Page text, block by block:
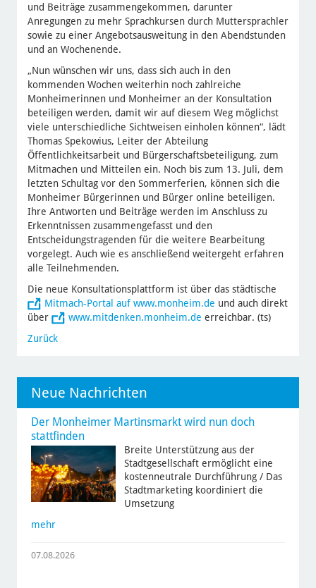
und Beiträge zusammengekommen, darunter
Anregungen zu mehr Sprachkursen durch Muttersprachler
sowie zu einer Angebotsausweitung in den Abendstunden
und an Wochenende.
„Nun wünschen wir uns, dass sich auch in den
kommenden Wochen weiterhin noch zahlreiche
Monheimerinnen und Monheimer an der Konsultation
beteiligen werden, damit wir auf diesem Weg möglichst
viele unterschiedliche Sichtweisen einholen können“, lädt
Thomas Spekowius, Leiter der Abteilung
Öffentlichkeitsarbeit und Bürgerschaftsbeteiligung, zum
Mitmachen und Mitteilen ein. Noch bis zum 13. Juli, dem
letzten Schultag vor den Sommerferien, können sich die
Monheimer Bürgerinnen und Bürger online beteiligen.
Ihre Antworten und Beiträge werden im Anschluss zu
Erkenntnissen zusammengefasst und den
Entscheidungstragenden für die weitere Bearbeitung
vorgelegt. Auch wie es anschließend weitergeht erfahren
alle Teilnehmenden.
Die neue Konsultationsplattform ist über das städtische
Mitmach-Portal auf www.monheim.de und auch direkt
über
www.mitdenken.monheim.de erreichbar. (ts)
Zurück
Neue Nachrichten
Der Monheimer Martinsmarkt wird nun doch
stattfinden
Breite Unterstützung aus der
Stadtgesellschaft ermöglicht eine
kostenneutrale Durchführung / Das
Stadtmarketing koordiniert die
Umsetzung
mehr
07.08.2026